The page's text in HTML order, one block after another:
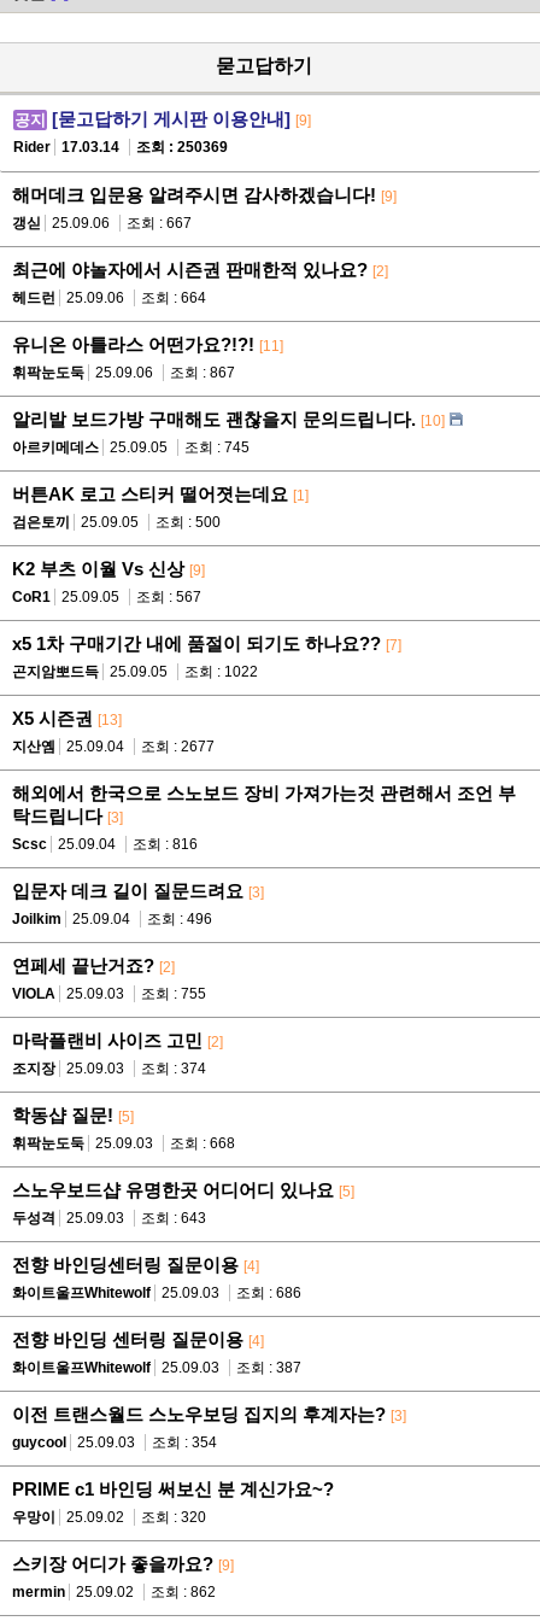
묻고답하기
공지 [묻고답하기 게시판 이용안내] [9]
Rider
17.03.14 조회 : 250369
해머데크 입문용 알려주시면 감사하겠습니다! [9]
갱싣
25.09.06 조회 : 667
최근에 야놀자에서 시즌권 판매한적 있나요? [2]
헤드런
25.09.06 조회 : 664
유니온 아틀라스 어떤가요?!?! [11]
휘팍눈도둑
25.09.06 조회 : 867
알리발 보드가방 구매해도 괜찮을지 문의드립니다. [10]
아르키메데스
25.09.05 조회 : 745
버튼AK 로고 스티커 떨어졋는데요 [1]
검은토끼
25.09.05 조회 : 500
K2 부츠 이월 Vs 신상 [9]
CoR1
25.09.05 조회 : 567
x5 1차 구매기간 내에 품절이 되기도 하나요?? [7]
곤지암뽀드득
25.09.05 조회 : 1022
X5 시즌권 [13]
지산옘
25.09.04 조회 : 2677
해외에서 한국으로 스노보드 장비 가져가는것 관련해서 조언 부
탁드립니다 [3]
Scsc
25.09.04 조회 : 816
입문자 데크 길이 질문드려요 [3]
Joilkim
25.09.04 조회 : 496
연페세 끝난거죠? [2]
VIOLA
25.09.03 조회 : 755
마락플랜비 사이즈 고민 [2]
조지장
25.09.03 조회 : 374
학동샵 질문! [5]
휘팍눈도둑
25.09.03 조회 : 668
스노우보드샵 유명한곳 어디어디 있나요 [5]
두성격
25.09.03 조회 : 643
전향 바인딩센터링 질문이용 [4]
화이트울프Whitewolf
25.09.03 조회 : 686
전향 바인딩 센터링 질문이용 [4]
화이트울프Whitewolf
25.09.03 조회 : 387
이전 트랜스월드 스노우보딩 집지의 후계자는? [3]
guycool
25.09.03 조회 : 354
PRIME c1 바인딩 써보신 분 계신가요~?
우망이 25.09.02 조회 : 320
스키장 어디가 좋을까요? [9]
mermin
25.09.02 조회 : 862